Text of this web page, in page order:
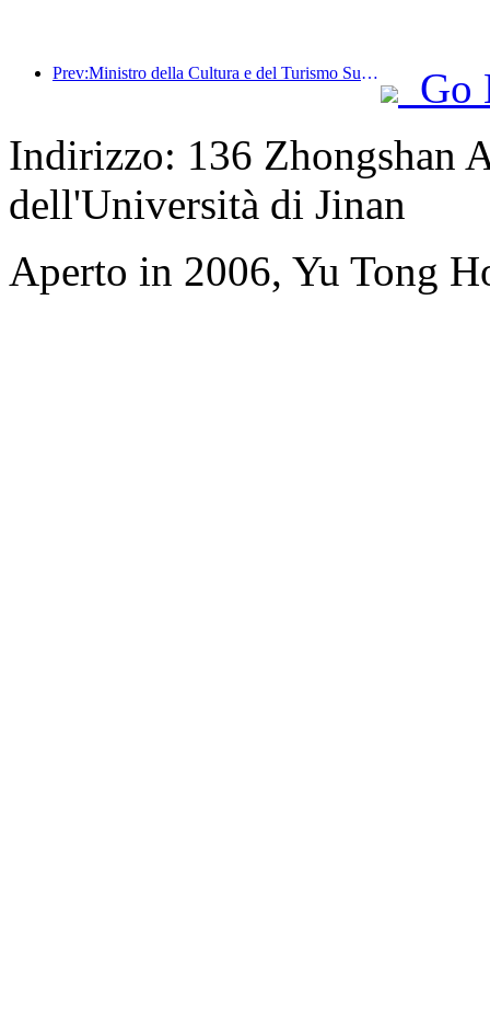
Prev:Ministro della Cultura e del Turismo Sun Yeli: Promuovere la costruzione di un polo turistico e arricchire l'offerta di prodotti turistici di alta qualità.
Go
Indirizzo: 136 Zhongshan
dell'Università di Jinan
Aperto in 2006, Yu Tong